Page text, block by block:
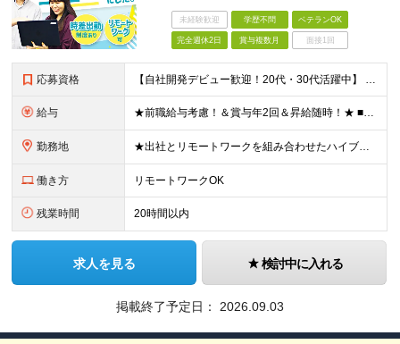
未経験歓迎 学歴不問 ベテランOK
完全週休2日 賞与複数月 面接1回
応募資格 【自社開発デビュー歓迎！20代・30代活躍中】 ★経験浅めの方も大歓迎！ ★保守、運用、テスターの方も歓迎！ ★歯科医療の専門知識は不要！ ■学歴不問 ■ITに関する何らかの経験・知識のある方 ★求
給与 ★前職給与考慮！＆賞与年2回＆昇給随時！★ ■月給29万円～42万円＋賞与年2回＋交通費 ※前職の給与やスキルを考慮し決定します ※固定残業代（月45時間分／7万7,000円～11万1,000円）を
勤務地 ★出社とリモートワークを組み合わせたハイブリッド勤務！ ★幡ヶ谷駅から徒歩1分！ 【本社】 東京都渋谷区幡ヶ谷1-34-14 宝ビル3F ※(変更の範囲)上記を除く当社関連勤務地
働き方 リモートワークOK
残業時間 20時間以内
求人を見る 検討中に入れる
掲載終了予定日： 2026.09.03